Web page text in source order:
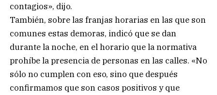
contagios», dijo.
También, sobre las franjas horarias en las que son
comunes estas demoras, indicó que se dan
durante la noche, en el horario que la normativa
prohíbe la presencia de personas en las calles. «No
sólo no cumplen con eso, sino que después
confirmamos que son casos positivos y que